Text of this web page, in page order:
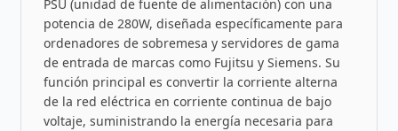
PSU (unidad de fuente de alimentación) con una
potencia de 280W, diseñada específicamente para
ordenadores de sobremesa y servidores de gama
de entrada de marcas como Fujitsu y Siemens. Su
función principal es convertir la corriente alterna
de la red eléctrica en corriente continua de bajo
voltaje, suministrando la energía necesaria para